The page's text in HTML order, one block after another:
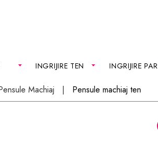
INGRIJIRE TEN INGRIJIRE PAR
Machiaj Pensule machiaj ten